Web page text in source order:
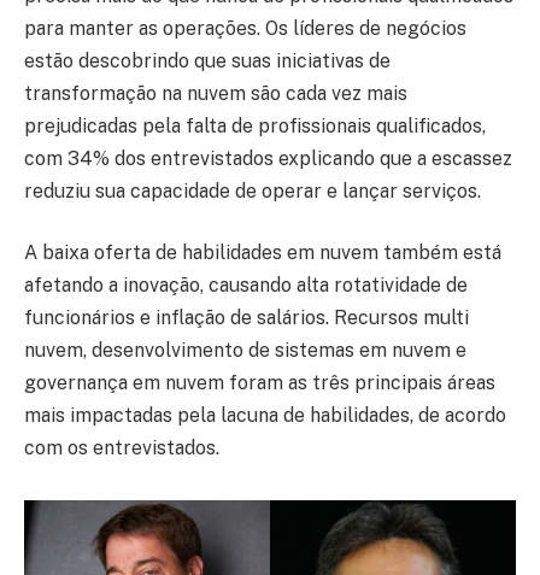
para manter as operações. Os líderes de negócios
estão descobrindo que suas iniciativas de
transformação na nuvem são cada vez mais
prejudicadas pela falta de profissionais qualificados,
com 34% dos entrevistados explicando que a escassez
reduziu sua capacidade de operar e lançar serviços.
A baixa oferta de habilidades em nuvem também está
afetando a inovação, causando alta rotatividade de
funcionários e inflação de salários. Recursos multi
nuvem, desenvolvimento de sistemas em nuvem e
governança em nuvem foram as três principais áreas
mais impactadas pela lacuna de habilidades, de acordo
com os entrevistados.